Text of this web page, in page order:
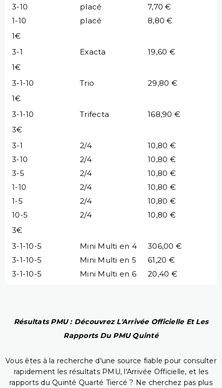
3-10 placé
7,70 €
1-10
placé
8,80 €
1€
3-1
Exacta
19,60 €
1€
3-1-10
Trio
29,80 €
1€
3-1-10
Trifecta
168,90 €
3€
3-1
2/4
10,80 €
3-10
2/4
10,80 €
3-5
2/4
10,80 €
1-10
2/4
10,80 €
1-5
2/4
10,80 €
10-5
2/4
10,80 €
3€
3-1-10-5
Mini Multi en 4
306,00 €
3-1-10-5
Mini Multi en 5
61,20 €
3-1-10-5
Mini Multi en 6 20,40 €
Résultats PMU : Découvrez L'Arrivée Officielle Et Les
Rapports Du PMU Quinté
Vous êtes à la recherche d'une source fiable pour consulter
rapidement les résultats PMU, l'Arrivée Officielle, et les
rapports du Quinté Quarté Tiercé ? Ne cherchez pas plus